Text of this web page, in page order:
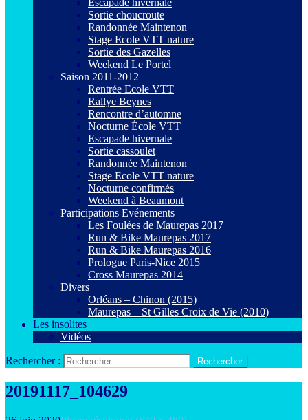
Escapade hivernale
Sortie choucroute
Randonnée Maintenon
Stage Ecole VTT nature
Sortie des Gazelles
Weekend Le Portel
Saison 2011-2012
Rentrée Ecole VTT
Rallye Beynes
Rencontre d’automne
Nocturne École VTT
Escapade hivernale
Sortie cassoulet
Randonnée Maintenon
Stage Ecole VTT nature
Nocturne confirmés
Weekend à Beaumont
Participations Evénements
Les Foulées de Maurepas 2017
Run & Bike Maurepas 2017
Run & Bike Maurepas 2016
Prologue Paris-Nice 2015
Cross Maurepas 2014
Divers
Orléans – Chinon (2015)
Maurepas – St Gilles Croix de Vie (2010)
Les insolites
Vidéos
Rechercher :
20191117_104629